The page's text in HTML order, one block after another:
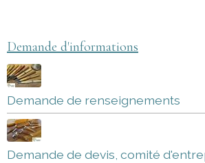
Demande d'informations
Demande de renseignements
Demande de devis, comité